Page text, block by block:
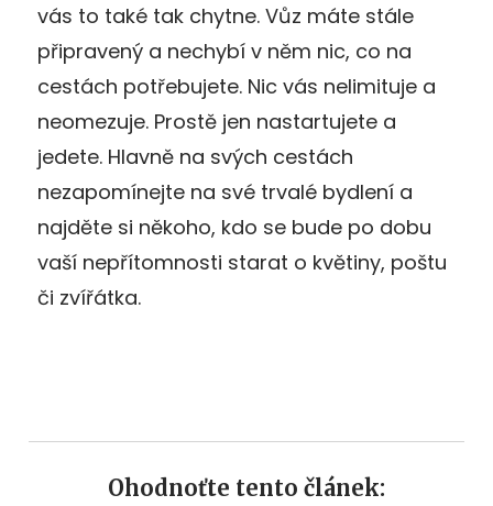
vás to také tak chytne. Vůz máte stále
připravený a nechybí v něm nic, co na
cestách potřebujete. Nic vás nelimituje a
neomezuje. Prostě jen nastartujete a
jedete. Hlavně na svých cestách
nezapomínejte na své trvalé bydlení a
najděte si někoho, kdo se bude po dobu
vaší nepřítomnosti starat o květiny, poštu
či zvířátka.
Ohodnoťte tento článek: